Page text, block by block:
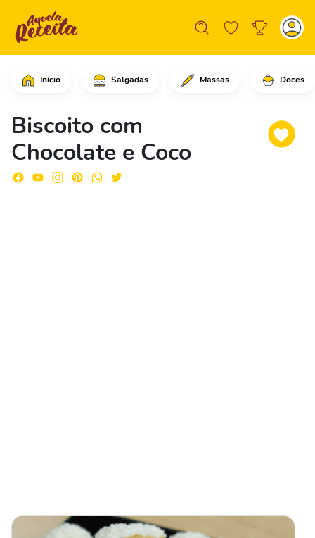
Início Salgadas Massas Doces
Biscoito com
Chocolate e Coco
Em uma tigela, coloque a pitada de